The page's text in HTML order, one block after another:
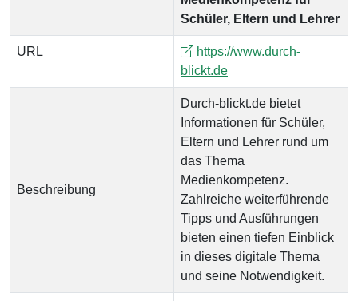
Schüler, Eltern und Lehrer
URL
https://www.durch-
blickt.de
Beschreibung
Durch-blickt.de bietet
Informationen für Schüler,
Eltern und Lehrer rund um
das Thema
Medienkompetenz.
Zahlreiche weiterführende
Tipps und Ausführungen
bieten einen tiefen Einblick
in dieses digitale Thema
und seine Notwendigkeit.